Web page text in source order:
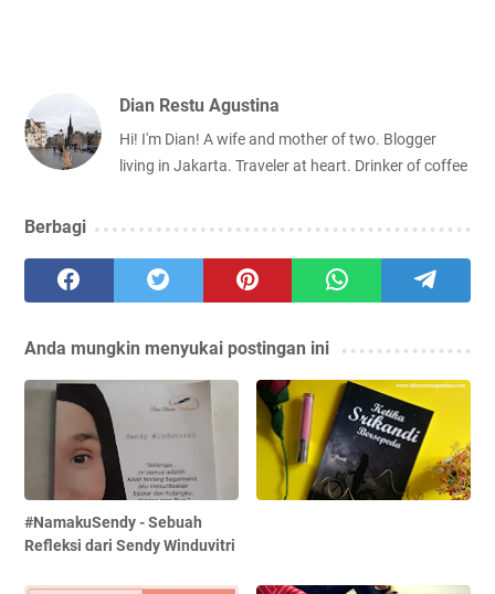
Dian Restu Agustina
Hi! I'm Dian! A wife and mother of two. Blogger
living in Jakarta. Traveler at heart. Drinker of coffee
Berbagi
Anda mungkin menyukai postingan ini
#NamakuSendy - Sebuah
Refleksi dari Sendy Winduvitri